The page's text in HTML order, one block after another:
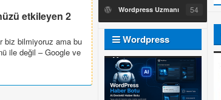
etkileyen 2
biz bilmiyoruz ama bu
ile değil – Google ve
Wordpress Uzmanı 54
Wordpress
Uzmanı